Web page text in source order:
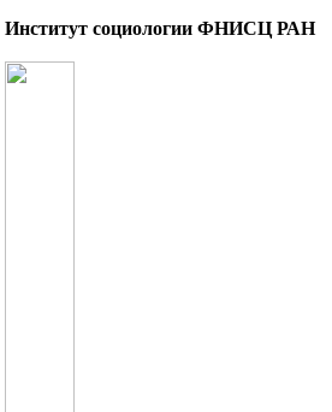
Институт социологии ФНИСЦ РАН